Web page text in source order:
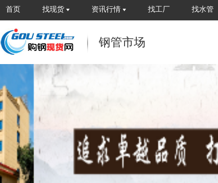
首页 找现货 资讯行情 找工厂 找水管
钢管市场